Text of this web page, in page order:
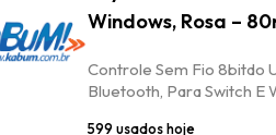
Windows, Rosa –
Controle Sem Fio 8bitdo
Bluetooth, Para Switch E
599 usados hoje